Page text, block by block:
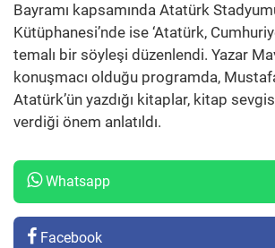
Bayramı kapsamında Atatürk
Kütüphanesi’nde ise ‘Atatürk,
temalı bir söyleşi düzenlendi. Yazar
konuşmacı olduğu programda,
Atatürk’ün yazdığı kitaplar, kitap
verdiği önem anlatıldı.
Whatsapp
Facebook